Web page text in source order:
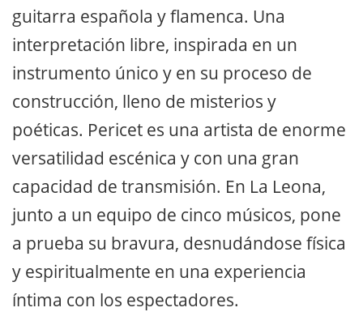
guitarra española y flamenca. Una
interpretación libre, inspirada en un
instrumento único y en su proceso de
construcción, lleno de misterios y
poéticas. Pericet es una artista de enorme
versatilidad escénica y con una gran
capacidad de transmisión. En La Leona,
junto a un equipo de cinco músicos, pone
a prueba su bravura, desnudándose física
y espiritualmente en una experiencia
íntima con los espectadores.